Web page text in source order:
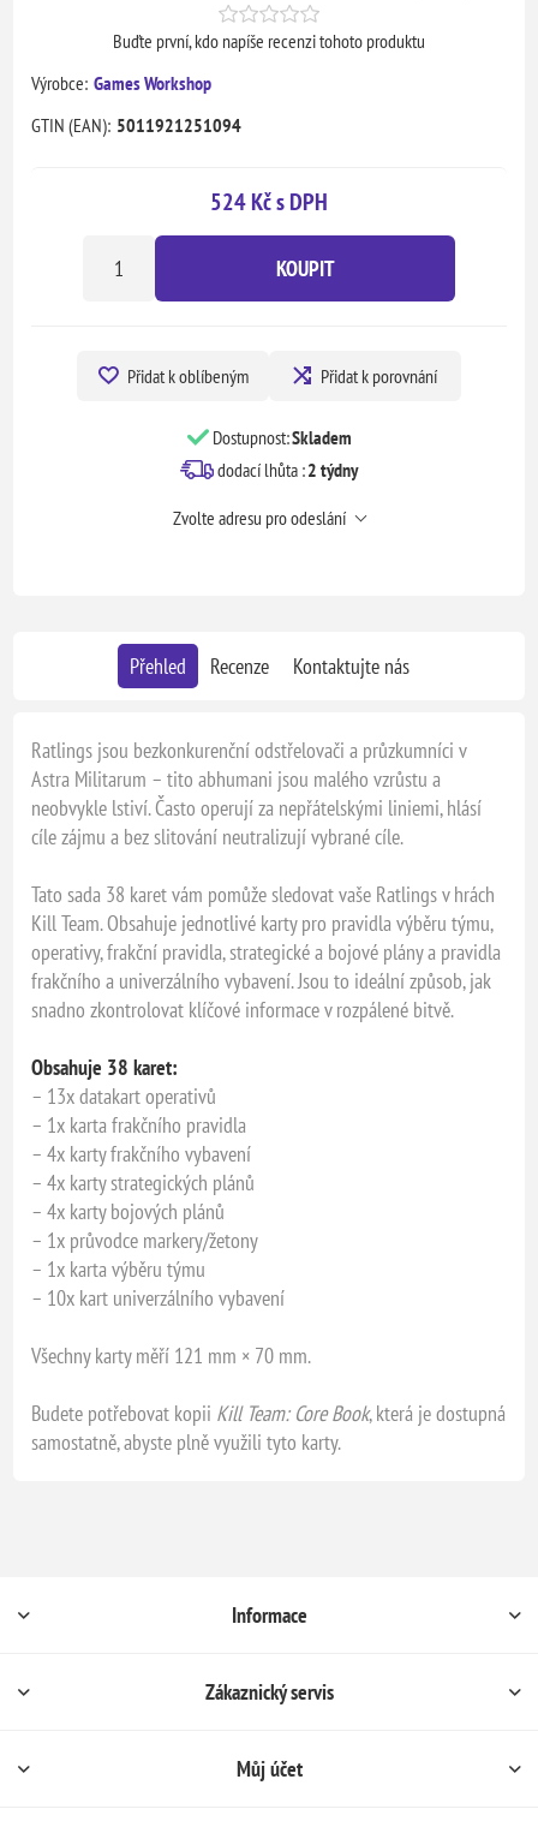
Buďte první, kdo napíše recenzi tohoto produktu
Výrobce: Games Workshop
GTIN (EAN): 5011921251094
524 Kč s DPH
KOUPIT
Přidat k oblíbeným Přidat k porovnání
Dostupnost:Skladem
dodací lhůta :2 týdny
Zvolte adresu pro odeslání
Přehled Recenze Kontaktujte nás
Ratlings jsou bezkonkurenční odstřelovači a průzkumníci v
Astra Militarum – tito abhumani jsou malého vzrůstu a
neobvykle lstiví. Často operují za nepřátelskými liniemi, hlásí
cíle zájmu a bez slitování neutralizují vybrané cíle.
Tato sada 38 karet vám pomůže sledovat vaše Ratlings v hrách
Kill Team. Obsahuje jednotlivé karty pro pravidla výběru týmu,
operativy, frakční pravidla, strategické a bojové plány a pravidla
frakčního a univerzálního vybavení. Jsou to ideální způsob, jak
snadno zkontrolovat klíčové informace v rozpálené bitvě.
Obsahuje 38 karet:
– 13x datakart operativů
– 1x karta frakčního pravidla
– 4x karty frakčního vybavení
– 4x karty strategických plánů
– 4x karty bojových plánů
– 1x průvodce markery/žetony
– 1x karta výběru týmu
– 10x kart univerzálního vybavení
Všechny karty měří 121 mm × 70 mm.
Budete potřebovat kopii Kill Team: Core Book, která je dostupná
samostatně, abyste plně využili tyto karty.
Informace
Zákaznický servis
Můj účet